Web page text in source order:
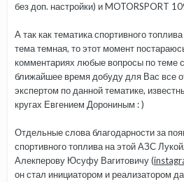
без доп. настройки) и MOTORSPORT
А так как тематика спортивного
тема темная, то этот момент
комментариях любые вопросы по теме
ближайшее время добуду для Вас все
экспертом по данной тематике,
кругах Евгением Дорониным : )
Отдельные слова благодарности за
спортивного топлива на этой АЗС
Алекперову Юсуфу Вагитовичу (
он стал инициатором и реализатором